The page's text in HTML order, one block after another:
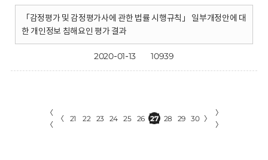
「감정평가 및 감정평가사에 관한 법률 시행규칙」 일부개정안에 대
한 개인정보 침해요인 평가 결과
2020-01-13 10939
〈
〈
〈 21 22 23 24 25 26 27 28 29 30 〉
〉
〉